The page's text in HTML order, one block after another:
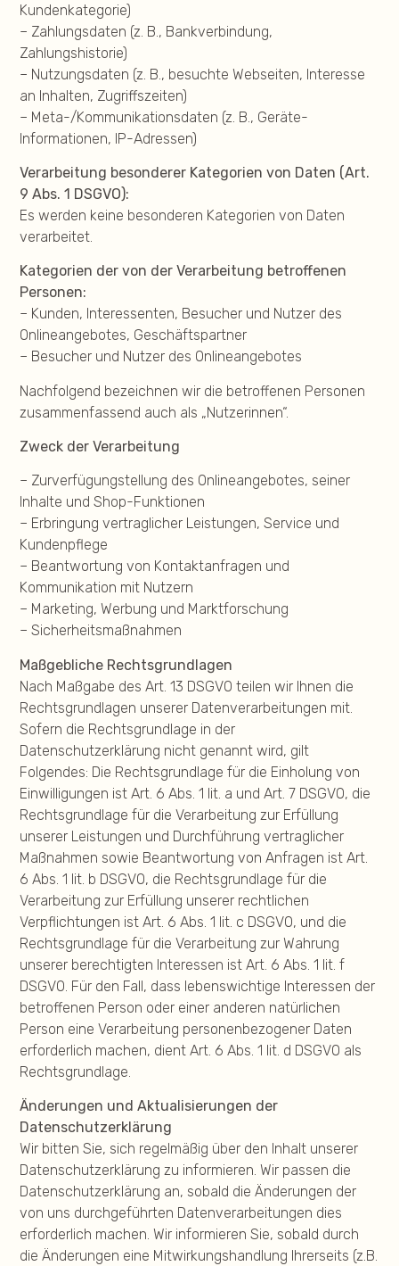
Kundenkategorie)
– Zahlungsdaten (z. B., Bankverbindung,
Zahlungshistorie)
– Nutzungsdaten (z. B., besuchte Webseiten, Interesse
an Inhalten, Zugriffszeiten)
– Meta-/Kommunikationsdaten (z. B., Geräte-
Informationen, IP-Adressen)
Verarbeitung besonderer Kategorien von Daten (Art.
9 Abs. 1 DSGVO):
Es werden keine besonderen Kategorien von Daten
verarbeitet.
Kategorien der von der Verarbeitung betroffenen
Personen:
– Kunden, Interessenten, Besucher und Nutzer des
Onlineangebotes, Geschäftspartner
– Besucher und Nutzer des Onlineangebotes
Nachfolgend bezeichnen wir die betroffenen Personen
zusammenfassend auch als „Nutzerinnen“.
Zweck der Verarbeitung
– Zurverfügungstellung des Onlineangebotes, seiner
Inhalte und Shop-Funktionen
– Erbringung vertraglicher Leistungen, Service und
Kundenpflege
– Beantwortung von Kontaktanfragen und
Kommunikation mit Nutzern
– Marketing, Werbung und Marktforschung
– Sicherheitsmaßnahmen
Maßgebliche Rechtsgrundlagen
Nach Maßgabe des Art. 13 DSGVO teilen wir Ihnen die
Rechtsgrundlagen unserer Datenverarbeitungen mit.
Sofern die Rechtsgrundlage in der
Datenschutzerklärung nicht genannt wird, gilt
Folgendes: Die Rechtsgrundlage für die Einholung von
Einwilligungen ist Art. 6 Abs. 1 lit. a und Art. 7 DSGVO, die
Rechtsgrundlage für die Verarbeitung zur Erfüllung
unserer Leistungen und Durchführung vertraglicher
Maßnahmen sowie Beantwortung von Anfragen ist Art.
6 Abs. 1 lit. b DSGVO, die Rechtsgrundlage für die
Verarbeitung zur Erfüllung unserer rechtlichen
Verpflichtungen ist Art. 6 Abs. 1 lit. c DSGVO, und die
Rechtsgrundlage für die Verarbeitung zur Wahrung
unserer berechtigten Interessen ist Art. 6 Abs. 1 lit. f
DSGVO. Für den Fall, dass lebenswichtige Interessen der
betroffenen Person oder einer anderen natürlichen
Person eine Verarbeitung personenbezogener Daten
erforderlich machen, dient Art. 6 Abs. 1 lit. d DSGVO als
Rechtsgrundlage.
Änderungen und Aktualisierungen der
Datenschutzerklärung
Wir bitten Sie, sich regelmäßig über den Inhalt unserer
Datenschutzerklärung zu informieren. Wir passen die
Datenschutzerklärung an, sobald die Änderungen der
von uns durchgeführten Datenverarbeitungen dies
erforderlich machen. Wir informieren Sie, sobald durch
die Änderungen eine Mitwirkungshandlung Ihrerseits (z.B.